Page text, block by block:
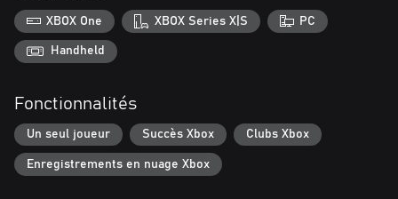
XBOX One XBOX Series X|S PC
Handheld
Fonctionnalités
Un seul joueur Succès Xbox Clubs Xbox
Enregistrements en nuage Xbox